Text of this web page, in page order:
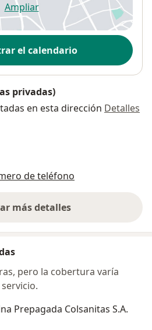
Ampliarse abre en una nueva
el calendario
privadas)
en esta dirección Detalles
de teléfono
más detalles
sobre la dirección
pero la cobertura varía
Prepagada Colsanitas S.A.